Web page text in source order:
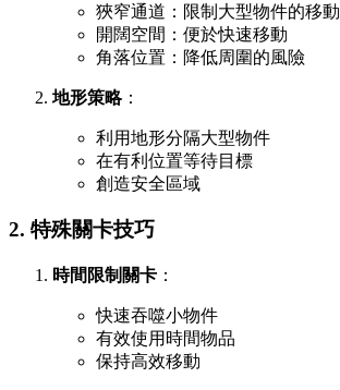
狹窄通道：限制大型物件的移動
開闊空間：便於快速移動
角落位置：降低周圍的風險
地形策略：
利用地形分隔大型物件
在有利位置等待目標
創造安全區域
2. 特殊關卡技巧
時間限制關卡 ：
快速吞噬小物件
有效使用時間物品
保持高效移動